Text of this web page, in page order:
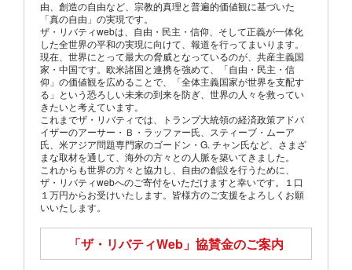
由、創造の自由など、宗教的真理と普遍的価値観に基づいた
「真の自由」の実現です。
ザ・リバティwebは、自由・民主・信仰、そして正義が一体化
した全世界の平和の実現に向けて、報道を行ってまいります。
現在、世界にとって最大の脅威となっているのが、共産主義国
家・中国です。欧米諸国と連携を強めて、「自由・民主・信
仰」の価値観を広めることで、「全体主義国家が世界を支配す
る」という恐ろしい未来の到来を防ぎ、世界の人々を救ってい
きたいと考えています。
これまでザ・リバティでは、トランプ大統領の経済政策アドバ
イザーのアーサー・Ｂ・ラッファー氏、スティーブ・ムーア
氏、米アジア問題専門家のゴードン・G. チャン氏など、さまざ
まな取材を通して、海外の方々との人脈を築いてきました。
これからも世界の方々と協力し、自由の創設を行うために、
ザ・リバティwebへのご寄付をいただけますと幸いです。１口
１万円からお受けいたします。皆様方のご支援をよろしくお願
いいたします。
「ザ・リバティWeb」 協賛金のご案内